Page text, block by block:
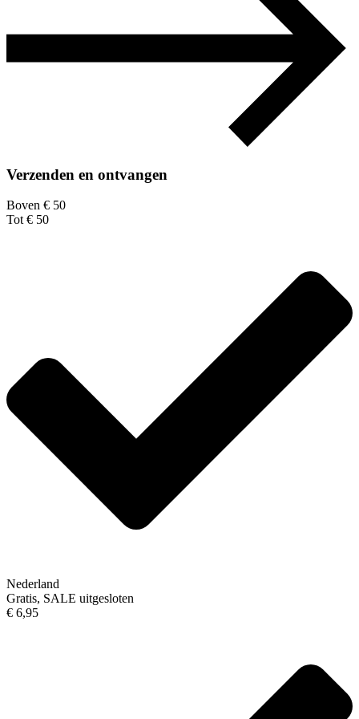
Verzenden en ontvangen
Boven € 50
Tot € 50
Nederland
Gratis, SALE uitgesloten
€ 6,95